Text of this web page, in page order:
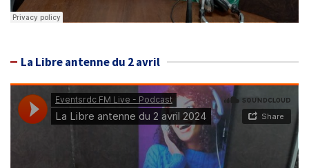
La Libre antenne du 2 avril